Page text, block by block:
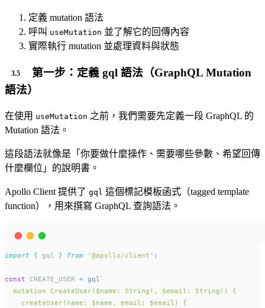
定義 mutation 語法
呼叫 useMutation 並了解它的回傳內容
實際執行 mutation 並處理資料與狀態
第一步：定義 gql 語法（GraphQL Mutation
語法）
在使用 useMutation 之前，我們需要先定義一段 GraphQL 的
Mutation 語法。
這段語法就像是「你要做什麼操作、需要哪些參數、希望回傳
什麼欄位」的說明書。
Apollo Client 提供了 gql 這個標記模板函式（tagged template
function），用來撰寫 GraphQL 查詢語法。
import { gql } from ' @apollo/client ' ;
const CREATE_USER = gql`
  mutation CreateUser($name: String!, $email: String!) {
    createUser(name: $name, email: $email) {